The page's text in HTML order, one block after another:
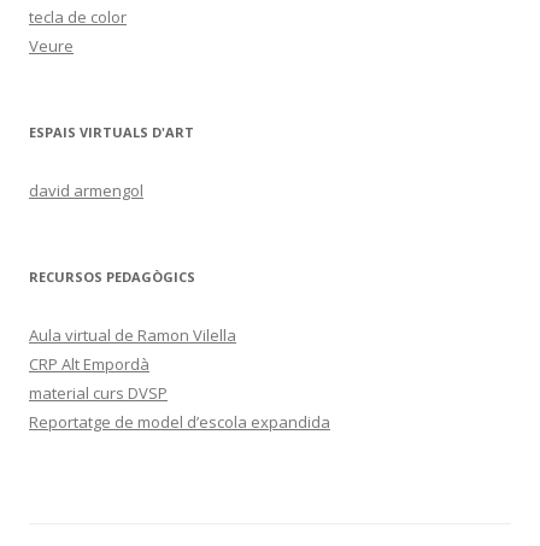
tecla de color
Veure
ESPAIS VIRTUALS D'ART
david armengol
RECURSOS PEDAGÒGICS
Aula virtual de Ramon Vilella
CRP Alt Empordà
material curs DVSP
Reportatge de model d’escola expandida